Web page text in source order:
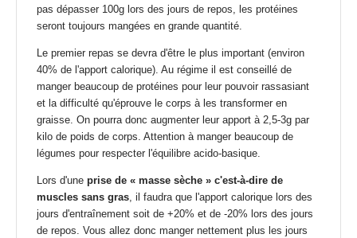
pas dépasser 100g lors des jours de repos, les protéines
seront toujours mangées en grande quantité.
Le premier repas se devra d'être le plus important (environ
40% de l'apport calorique). Au régime il est conseillé de
manger beaucoup de protéines pour leur pouvoir rassasiant
et la difficulté qu'éprouve le corps à les transformer en
graisse. On pourra donc augmenter leur apport à 2,5-3g par
kilo de poids de corps. Attention à manger beaucoup de
légumes pour respecter l'équilibre acido-basique.
Lors d'une prise de « masse sèche » c'est-à-dire de
muscles sans gras, il faudra que l'apport calorique lors des
jours d'entraînement soit de +20% et de -20% lors des jours
de repos. Vous allez donc manger nettement plus les jours